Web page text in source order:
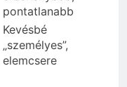
pontatlanabb
Kevésbé
„személyes”,
elemcsere